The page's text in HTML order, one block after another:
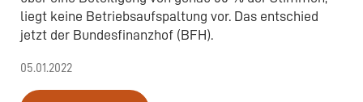
liegt keine Betriebsaufspaltung vor. Das entschied
jetzt der Bundesfinanzhof (BFH).
05.01.2022